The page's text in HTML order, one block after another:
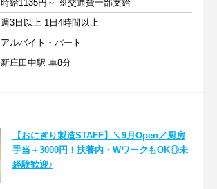
時給1135円～ ※交通費一部支給
週3日以上 1日4時間以上
アルバイト・パート
新庄田中駅 車8分
【おにぎり製造STAFF】＼9月Open／厨房
手当＋3000円！扶養内・WワークもOK◎未
経験歓迎♪